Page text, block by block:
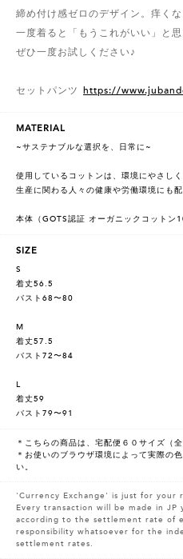
締め付け感ゼロのデザイン。痒くな
一度着ると「もうこれがいい」と思
ぜひ一度お試しください♪
セットパンツ https://
MATERIAL
~サステナブルな選択を、日常に~
使用しているコットンは、環境にやさしく
生産に関わる人々の健康や労働環境にも
本体（GOTS認証 オーガニックコットン
SIZE
S
着丈56.5
バスト68〜80
M
着丈57.5
バスト72〜84
L
着丈59
バスト79〜91
＊こちらの商品は、宅配便６０サイズ（
＊お使いのブラウザ環境によって実際の
い。
'Currency Exchange' is just for your
Every transaction will be made in
according to the settlement rate of
responsibility whatsoever for the
settlement rates.